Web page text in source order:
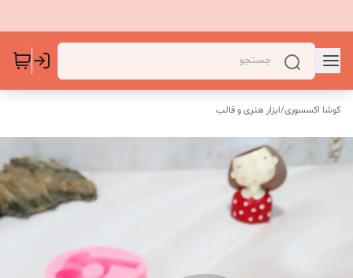
کوشا اکسسوری/ابزار هنری و قالب